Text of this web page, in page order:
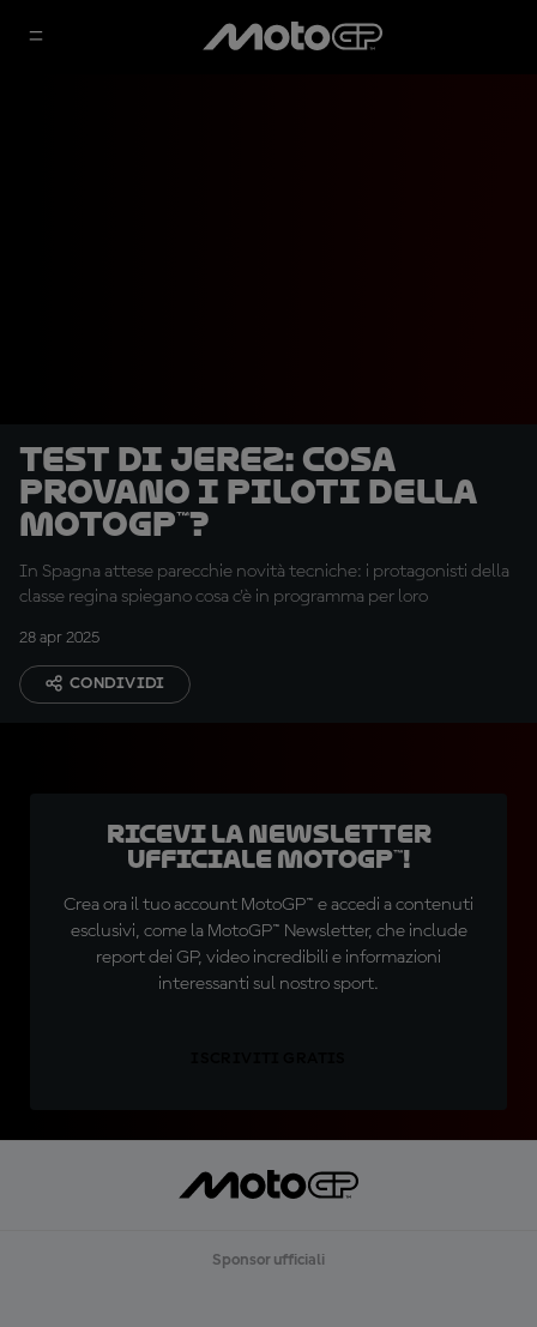
Test di Jerez: cosa
provano i piloti della
MotoGP™?
In Spagna attese parecchie novità tecniche: i protagonisti della
classe regina spiegano cosa c'è in programma per loro
28 apr 2025
CONDIVIDI
Ricevi la newsletter
ufficiale MotoGP™!
Crea ora il tuo account MotoGP™ e accedi a contenuti
esclusivi, come la MotoGP™ Newsletter, che include
report dei GP, video incredibili e informazioni
interessanti sul nostro sport.
Sponsor ufficiali